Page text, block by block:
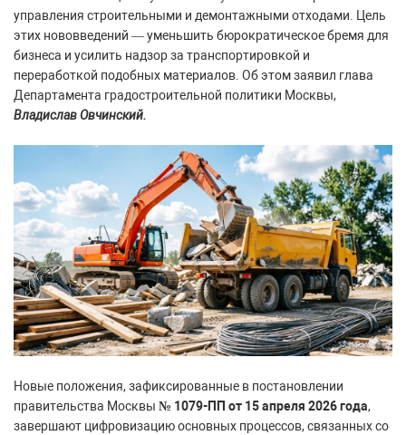
управления строительными и демонтажными отходами. Цель
этих нововведений — уменьшить бюрократическое бремя для
бизнеса и усилить надзор за транспортировкой и
переработкой подобных материалов. Об этом заявил глава
Департамента градостроительной политики Москвы,
Владислав Овчинский.
Новые положения, зафиксированные в постановлении
правительства Москвы № 1079-ПП от 15 апреля 2026 года,
завершают цифровизацию основных процессов, связанных со